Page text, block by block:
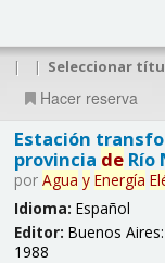
| | Seleccionar
Hacer reserva
Estación
provincia deRío
por Agua y Energía
Idioma: Español
Editor: Buenos Aires:
1988